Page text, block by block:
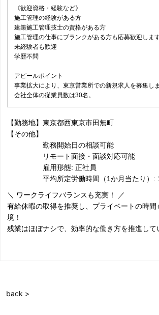
《歓迎資格・経験など》
施工管理の経験がある方
建築施工管理技士の資格がある方
施工管理の仕事にブランクがある方も応募歓迎しま
未経験者も歓迎
学歴不問
アピールポイント
事業拡大により、東京営業所での新規求人を募集しま
会社全体の従業員数は30名。
【勤務地】東京都西東京市田無町
【その他】
勤務開始日の相談可能
リモート面接・面談対応可能
雇用形態: 正社員
平均所定労働時間（1か月当たり）:
＼ ワークライフバランスも充実！ ／
有給休暇の取得を推奨し、プライベートの時
境！
残業はほぼナシで、効率的な働き方を推進して
back >